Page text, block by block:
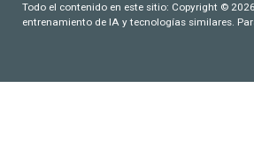
Todo el contenido en este sitio: Copyright ©
entrenamiento de IA y tecnologías similares.